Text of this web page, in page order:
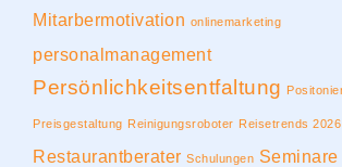
Mitarbermotivation onlinemarketing
personalmanagement
Persönlichkeitsentfaltung
Preisgestaltung Reinigungsroboter Reisetrends 2026
Restaurantberater Schulungen Seminare